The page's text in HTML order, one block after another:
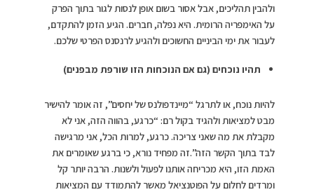
ולהבין תהליכים, אבל אסור בשום אופן לנסות לגור בתוך הפרק
על האימפריה הרומית. היא נפלה, חברים. הגיע הזמן להתקדם,
לעבור את ימי הביניים החשוכים ולהגיע לרנסנס הפרטי שלכם.
תהיו נוכחים (גם אם הנוכחות הזו שורפת מבפנים)
להיות נוכח, או לתרגל “מיינדפולנס של יחסים”, זה אומר להישיר
מבט למציאות ולהגיד בקול רם: “כרגע, בהווה הזה, אני לא
מקבלת את מה שאני צריכה. כרגע, למרות הכל, אני מרגישה
לבד בתוך הקשר הזה”.זה מפחיד נורא, כי ברגע שאומרים את
האמת הזו, היא מכריחה אותנו לפעול ולשנות. הרבה יותר קל
ומרדים לחלום על הפוטנציאל מאשר להתמודד עם המציאות